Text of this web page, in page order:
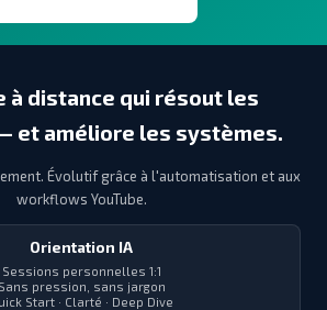
à distance qui résout les
et améliore les systèmes.
Évolutif grâce à l'automatisation et aux
workflows YouTube.
Orientation IA
Sessions personnelles 1:1
Sans pression, sans jargon
Start · Clarté · Deep Dive